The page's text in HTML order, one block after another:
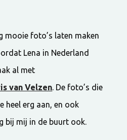
mooie foto’s laten maken
Lena in Nederland
al met
van Velzen. De foto’s die
heel erg aan, en ook
bij mij in de buurt ook.